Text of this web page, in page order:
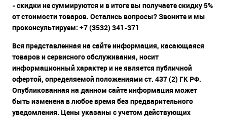
- скидки не суммируются и в итоге вы получаете скидку 5%
от стоимости товаров. Остались вопросы? Звоните и мы
проконсультируем: +7 (3532) 341-371
Вся представленная на сайте информация, касающаяся
товаров и сервисного обслуживания, носит
информационный характер и не является публичной
офертой, определяемой положениями ст. 437 (2) ГК РФ.
Опубликованная на данном сайте информация может
быть изменена в любое время без предварительного
уведомления. Цены указаны с учетом действующих